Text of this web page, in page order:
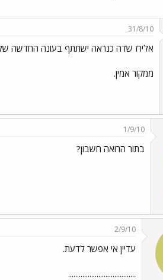
31/8/10
אלירז שדה כנראה ישתתף בעונה החדשה
ממקור אמין.
1/9/10
בתור הרואה חשבון?
2/9/10
עדיין אי אפשר לדעת.
......................................